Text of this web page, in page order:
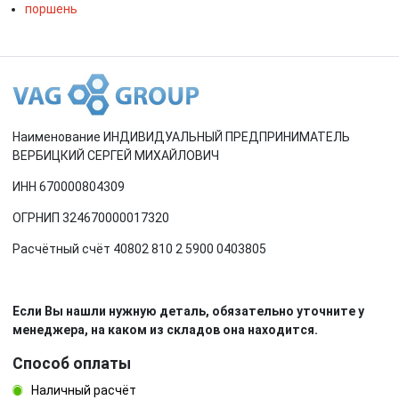
поршень
Наименование ИНДИВИДУАЛЬНЫЙ ПРЕДПРИНИМАТЕЛЬ
ВЕРБИЦКИЙ СЕРГЕЙ МИХАЙЛОВИЧ
ИНН 670000804309
ОГРНИП 324670000017320
Расчётный счёт 40802 810 2 5900 0403805
Если Вы нашли нужную деталь, обязательно уточните у
менеджера, на каком из складов она находится.
Способ оплаты
Наличный расчёт